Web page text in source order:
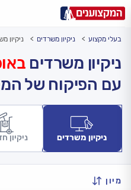
עירעיר: תל אביב, חיפה…
בעלי מקצוע ניקיון משרדים ניקיון
ניקיון משרדים
עם הפיקוח של
ניקיון משרדים ניקיון
מיון